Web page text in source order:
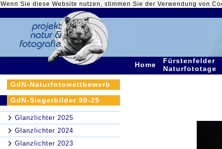
Wenn Sie diese Website nutzen, stimmen Sie der Verwendung von
Home
Fürstenfelder
Naturfototage
GdN-Naturfotowettbewerb
GdN-Siegerbilder 99-25
Glanzlichter 2025
Glanzlichter 2024
Glanzlichter 2023